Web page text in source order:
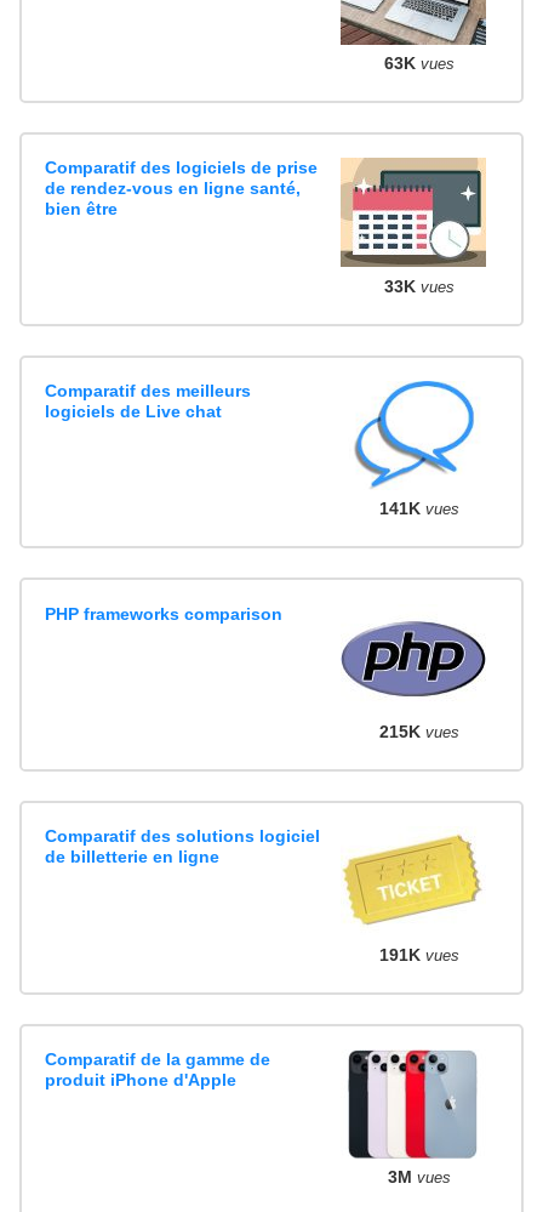
63K vues
Comparatif des logiciels de prise
de rendez-vous en ligne santé,
bien être
33K vues
Comparatif des meilleurs
logiciels de Live chat
141K vues
PHP frameworks comparison
215K vues
Comparatif des solutions logiciel
de billetterie en ligne
191K vues
Comparatif de la gamme de
produit iPhone d'Apple
3M vues